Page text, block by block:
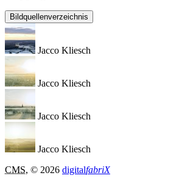
Bildquellenverzeichnis
Jacco Kliesch
Jacco Kliesch
Jacco Kliesch
Jacco Kliesch
CMS, © 2026 digitalfabriX